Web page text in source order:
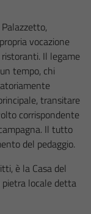
vocazione
Il legame
tempo, chi
transitare
corrispondente
Il tutto
del pedaggio.
è la Casa del
locale detta